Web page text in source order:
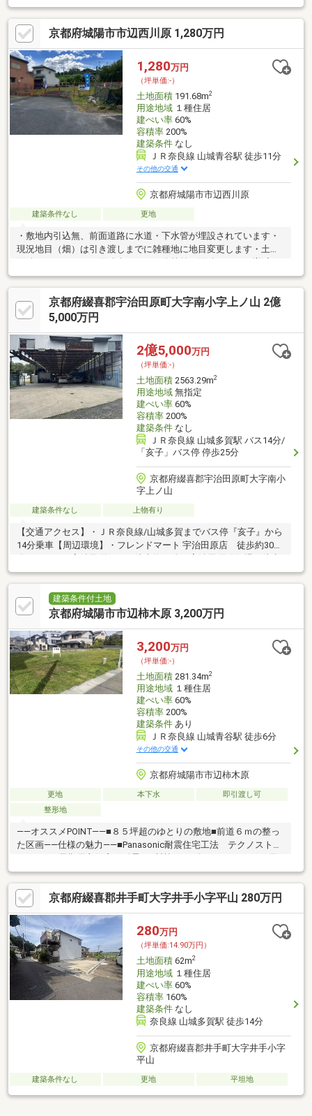
発生する場合があります
京都府城陽市市辺西川原 1,280万円
1,280万円
（坪単価:-）
土地面積191.68m2
用途地域１種住居
建ぺい率60%
容積率200%
建築条件なし
ＪＲ奈良線 山城青谷駅 徒歩11分
その他の交通
京都府城陽市市辺西川原
建築条件なし 更地
・敷地内引込無、前面道路に水道・下水管が埋設されています・
現況地目（畑）は引き渡しまでに雑種地に地目変更します・土地
発生する場合があります
京都府綴喜郡宇治田原町大字南小字上ノ山 2億
5,000万円
2億5,000万円
（坪単価:-）
土地面積2563.29m2
用途地域無指定
建ぺい率60%
容積率200%
建築条件なし
ＪＲ奈良線 山城多賀駅 バス14分/
「亥子」バス停 停歩25分
京都府綴喜郡宇治田原町大字南小
字上ノ山
建築条件なし 上物有り
【交通アクセス】・ＪＲ奈良線/山城多賀までバス停『亥子』から
14分乗車【周辺環境】・フレンドマート 宇治田原店 徒歩約30
約30分・うぐいす宇治田原幼稚園 徒歩約49分・・ショッピング
モール『アル・プラザ城陽』 車で約18分【敷地面積広々してい
て事業用地としても最適です】・土地約775坪・建物2棟あり（工
場）※司法書士の指定あり
建築条件付土地
京都府城陽市市辺柿木原 3,200万円
3,200万円
（坪単価:-）
土地面積281.34m2
用途地域１種住居
建ぺい率60%
容積率200%
建築条件あり
ＪＲ奈良線 山城青谷駅 徒歩6分
その他の交通
京都府城陽市市辺柿木原
更地 本下水
即引渡し可
整形地
――オススメPOINT――■８５坪超のゆとりの敷地■前道６ｍの整っ
た区画――仕様の魅力――■Panasonic耐震住宅工法 テクノストラ
井高2500■インテリアコーディネーター付■外壁 親水／光セラ■
トリプルワイドIH／ガスコンロ■乾太くん■キッチン自動水栓■宅
配ボックスorカーポート1台用当社施工例については、施工例タブ
をご覧ください
京都府綴喜郡井手町大字井手小字平山 280万円
280万円
（坪単価:14.90万円）
土地面積62m2
用途地域１種住居
建ぺい率60%
容積率160%
建築条件なし
奈良線 山城多賀駅 徒歩14分
京都府綴喜郡井手町大字井手小字
平山
建築条件なし 更地 平坦地